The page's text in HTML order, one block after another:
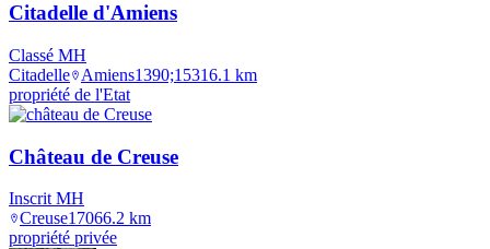
Citadelle d'Amiens
Classé MH
Citadelle
Amiens1390;15316.1 km
propriété de l'Etat
Château de Creuse
Inscrit MH
Creuse17066.2 km
propriété privée